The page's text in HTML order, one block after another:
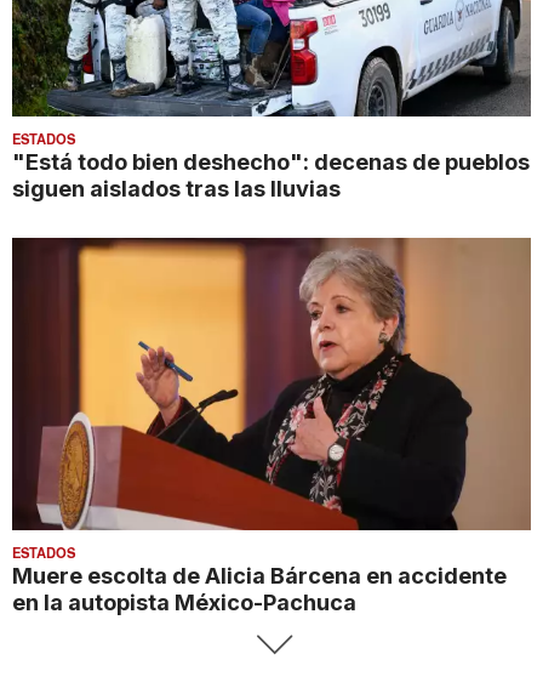
ESTADOS
"Está todo bien deshecho": decenas de pueblos
siguen aislados tras las lluvias
ESTADOS
Muere escolta de Alicia Bárcena en accidente
en la autopista México-Pachuca